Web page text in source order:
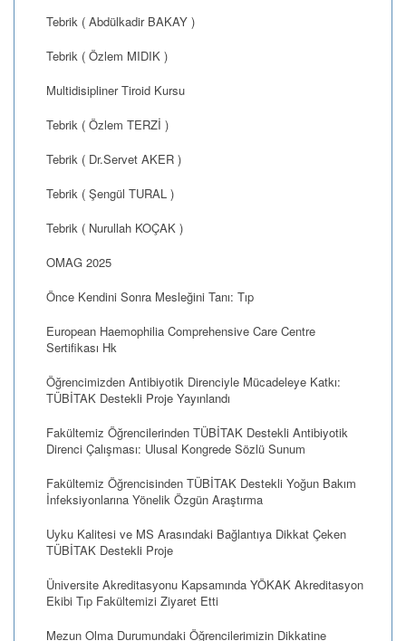
Tebrik ( Abdülkadir BAKAY )
Tebrik ( Özlem MIDIK )
Multidisipliner Tiroid Kursu
Tebrik ( Özlem TERZİ )
Tebrik ( Dr.Servet AKER )
Tebrik ( Şengül TURAL )
Tebrik ( Nurullah KOÇAK )
OMAG 2025
Önce Kendini Sonra Mesleğini Tanı: Tıp
European Haemophilia Comprehensive Care Centre
Sertifikası Hk
Öğrencimizden Antibiyotik Direnciyle Mücadeleye Katkı:
TÜBİTAK Destekli Proje Yayınlandı
Fakültemiz Öğrencilerinden TÜBİTAK Destekli Antibiyotik
Direnci Çalışması: Ulusal Kongrede Sözlü Sunum
Fakültemiz Öğrencisinden TÜBİTAK Destekli Yoğun Bakım
İnfeksiyonlarına Yönelik Özgün Araştırma
Uyku Kalitesi ve MS Arasındaki Bağlantıya Dikkat Çeken
TÜBİTAK Destekli Proje
Üniversite Akreditasyonu Kapsamında YÖKAK Akreditasyon
Ekibi Tıp Fakültemizi Ziyaret Etti
Mezun Olma Durumundaki Öğrencilerimizin Dikkatine